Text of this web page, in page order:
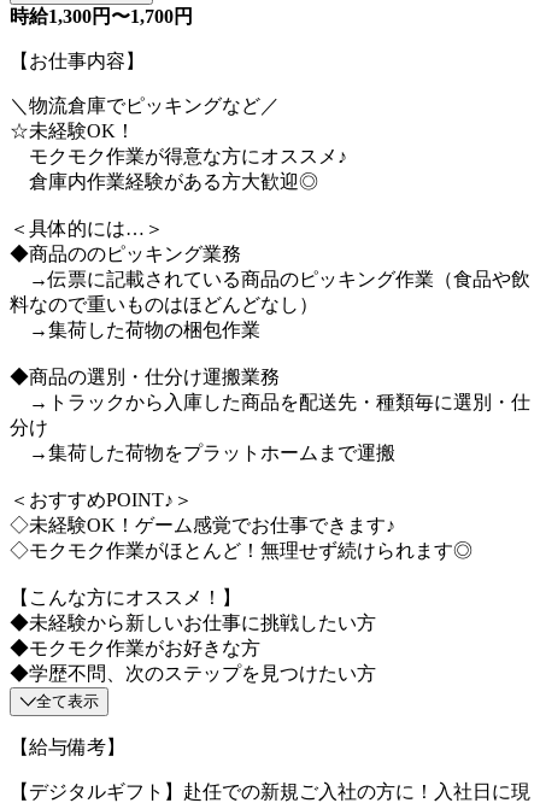
時給1,300円〜1,700円
【お仕事内容】
＼物流倉庫でピッキングなど／
☆未経験OK！
モクモク作業が得意な方にオススメ♪
倉庫内作業経験がある方大歓迎◎
＜具体的には…＞
◆商品ののピッキング業務
→伝票に記載されている商品のピッキング作業（食品や飲
料なので重いものはほどんどなし）
→集荷した荷物の梱包作業
◆商品の選別・仕分け運搬業務
→トラックから入庫した商品を配送先・種類毎に選別・仕
分け
→集荷した荷物をプラットホームまで運搬
＜おすすめPOINT♪＞
◇未経験OK！ゲーム感覚でお仕事できます♪
◇モクモク作業がほとんど！無理せず続けられます◎
【こんな方にオススメ！】
◆未経験から新しいお仕事に挑戦したい方
◆モクモク作業がお好きな方
◆学歴不問、次のステップを見つけたい方
全て表示
【給与備考】
【デジタルギフト】赴任での新規ご入社の方に！入社日に現